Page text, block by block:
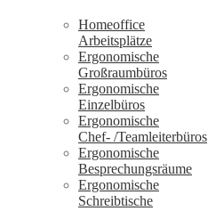
Homeoffice
Arbeitsplätze
Ergonomische
Großraumbüros
Ergonomische
Einzelbüros
Ergonomische
Chef- /Teamleiterbüros
Ergonomische
Besprechungsräume
Ergonomische
Schreibtische